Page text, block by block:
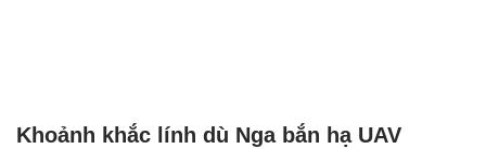
Khoảnh khắc lính dù Nga bắn hạ UAV